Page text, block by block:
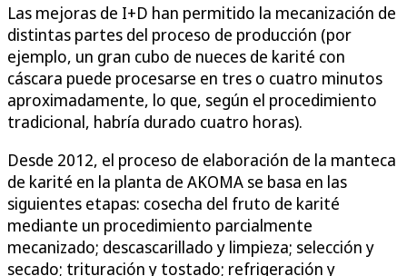
Las mejoras de I+D han permitido la mecanización de
distintas partes del proceso de producción (por
ejemplo, un gran cubo de nueces de karité con
cáscara puede procesarse en tres o cuatro minutos
aproximadamente, lo que, según el procedimiento
tradicional, habría durado cuatro horas).
Desde 2012, el proceso de elaboración de la manteca
de karité en la planta de AKOMA se basa en las
siguientes etapas: cosecha del fruto de karité
mediante un procedimiento parcialmente
mecanizado; descascarillado y limpieza; selección y
secado; trituración y tostado; refrigeración y